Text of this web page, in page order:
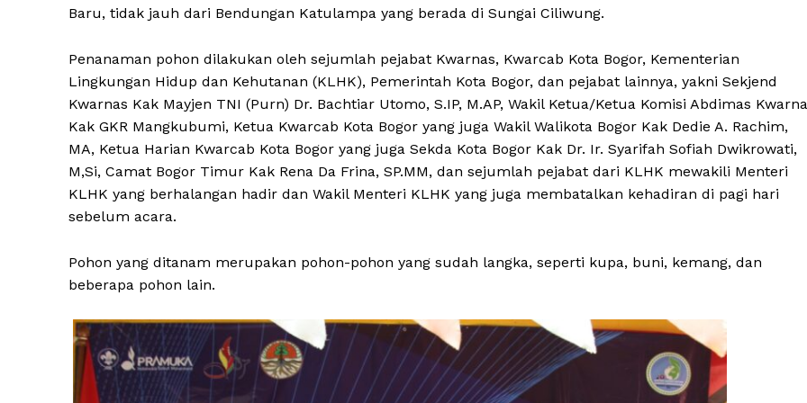
Baru, tidak jauh dari Bendungan Katulampa yang berada di Sungai Ciliwung.
Penanaman pohon dilakukan oleh sejumlah pejabat Kwarnas, Kwarcab Kota Bogor, Kementerian
Lingkungan Hidup dan Kehutanan (KLHK), Pemerintah Kota Bogor, dan pejabat lainnya, yakni Sekjend
Kwarnas Kak Mayjen TNI (Purn) Dr. Bachtiar Utomo, S.IP, M.AP, Wakil Ketua/Ketua Komisi Abdimas
Kak GKR Mangkubumi, Ketua Kwarcab Kota Bogor yang juga Wakil Walikota Bogor Kak Dedie A. Rachim,
MA, Ketua Harian Kwarcab Kota Bogor yang juga Sekda Kota Bogor Kak Dr. Ir. Syarifah Sofiah Dwikrowati,
M,Si, Camat Bogor Timur Kak Rena Da Frina, SP.MM, dan sejumlah pejabat dari KLHK mewakili Menteri
KLHK yang berhalangan hadir dan Wakil Menteri KLHK yang juga membatalkan kehadiran di pagi hari
sebelum acara.
Pohon yang ditanam merupakan pohon-pohon yang sudah langka, seperti kupa, buni, kemang, dan
beberapa pohon lain.